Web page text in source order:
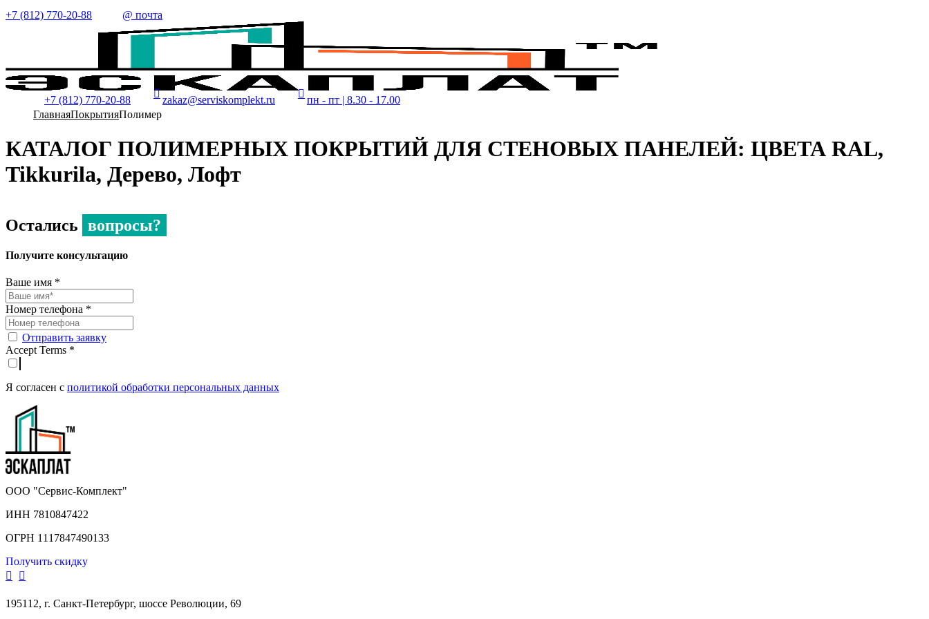
+7 (812) 770-20-88 @ почта
+7 (812) 770-20-88 zakaz@serviskomplekt.ru
пн - пт | 8.30 - 17.00
ГлавнаяПокрытияПолимер
КАТАЛОГ ПОЛИМЕРНЫХ ПОКРЫТИЙ ДЛЯ СТЕНОВЫХ ПАНЕЛЕЙ: ЦВЕТА RAL,
Tikkurila, Дерево, Лофт
Остались вопросы?
Получите консультацию
Ваше имя *
Номер телефона *
Отправить заявку
Accept Terms *
Я согласен с политикой обработки персональных данных
ООО "Сервис-Комплект"
ИНН 7810847422
ОГРН 1117847490133
Получить скидку
195112, г. Санкт-Петербург, шоссе Революции, 69